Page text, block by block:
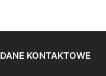
DANE KONTAKTOWE